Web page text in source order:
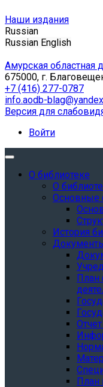
Наши издания
Russian
Russian English
Амурская областная
675000, г.
+7 (416) 277-0787
info.aodb-
Версия для
Войти
О библиотеке
О
Основные
История
План
План